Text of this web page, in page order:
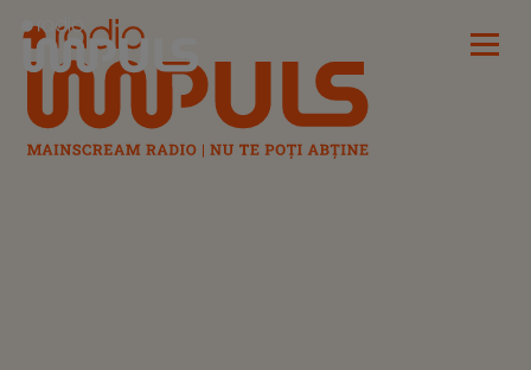
Radio Impuls